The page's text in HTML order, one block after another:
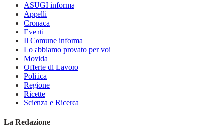
ASUGI informa
Appelli
Cronaca
Eventi
Il Comune informa
Lo abbiamo provato per voi
Movida
Offerte di Lavoro
Politica
Regione
Ricette
Scienza e Ricerca
La Redazione